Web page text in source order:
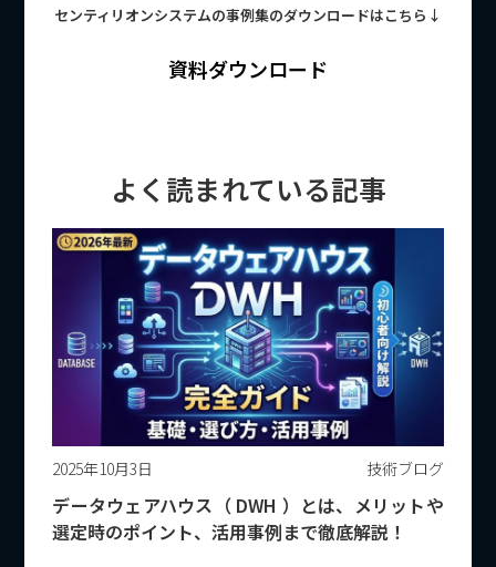
センティリオンシステムの事例集のダウンロードはこちら↓
資料ダウンロード
よく読まれている記事
2025年10月3日 技術ブログ
データウェアハウス（ DWH ）とは、メリットや
選定時のポイント、活用事例まで徹底解説！